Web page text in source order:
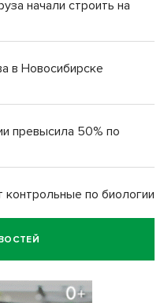
начали строить на
в Новосибирске
превысила 50% по
по биологии
в крови создали в